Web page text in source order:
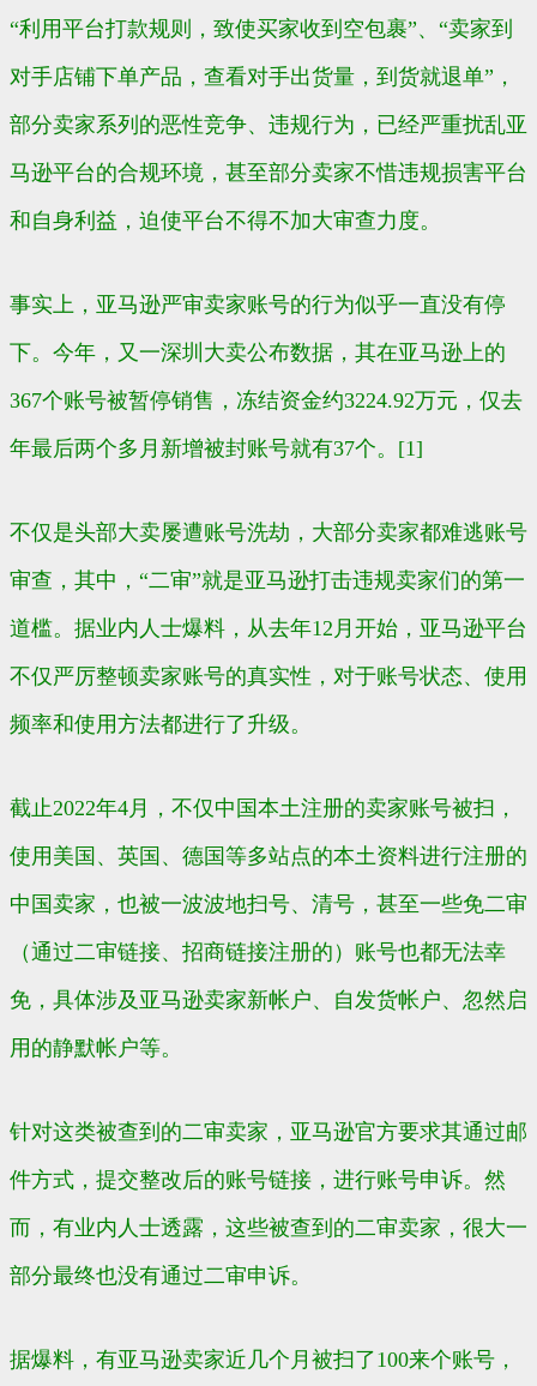
“利用平台打款规则，致使买家收到空包裹”、“卖家到
对手店铺下单产品，查看对手出货量，到货就退单”，
部分卖家系列的恶性竞争、违规行为，已经严重扰乱亚
马逊平台的合规环境，甚至部分卖家不惜违规损害平台
和自身利益，迫使平台不得不加大审查力度。
事实上，亚马逊严审卖家账号的行为似乎一直没有停
下。今年，又一深圳大卖公布数据，其在亚马逊上的
367个账号被暂停销售，冻结资金约3224.92万元，仅去
年最后两个多月新增被封账号就有37个。[1]
不仅是头部大卖屡遭账号洗劫，大部分卖家都难逃账号
审查，其中，“二审”就是亚马逊打击违规卖家们的第一
道槛。据业内人士爆料，从去年12月开始，亚马逊平台
不仅严厉整顿卖家账号的真实性，对于账号状态、使用
频率和使用方法都进行了升级。
截止2022年4月，不仅中国本土注册的卖家账号被扫，
使用美国、英国、德国等多站点的本土资料进行注册的
中国卖家，也被一波波地扫号、清号，甚至一些免二审
（通过二审链接、招商链接注册的）账号也都无法幸
免，具体涉及亚马逊卖家新帐户、自发货帐户、忽然启
用的静默帐户等。
针对这类被查到的二审卖家，亚马逊官方要求其通过邮
件方式，提交整改后的账号链接，进行账号申诉。然
而，有业内人士透露，这些被查到的二审卖家，很大一
部分最终也没有通过二审申诉。
据爆料，有亚马逊卖家近几个月被扫了100来个账号，